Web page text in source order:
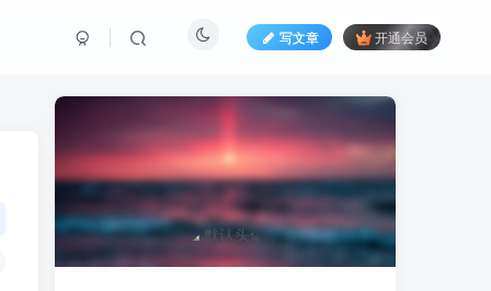
写文章 开通会员